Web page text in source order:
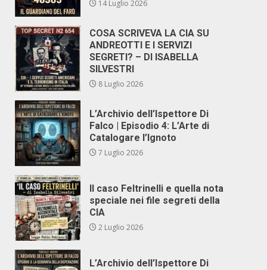
14 Luglio 2026
COSA SCRIVEVA LA CIA SU
ANDREOTTI E I SERVIZI
SEGRETI? – DI ISABELLA
SILVESTRI
8 Luglio 2026
L’Archivio dell’Ispettore Di
Falco | Episodio 4: L’Arte di
Catalogare l’Ignoto
7 Luglio 2026
Il caso Feltrinelli e quella nota
speciale nei file segreti della
CIA
2 Luglio 2026
L’Archivio dell’Ispettore Di